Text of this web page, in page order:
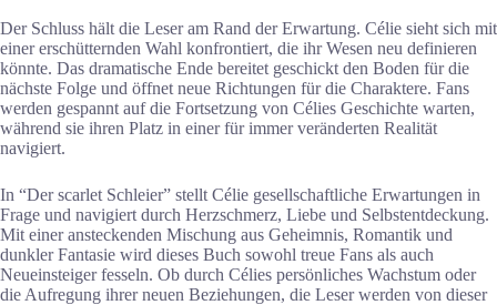
Der Schluss hält die Leser am Rand der Erwartung. Célie sieht sich mit
einer erschütternden Wahl konfrontiert, die ihr Wesen neu definieren
könnte. Das dramatische Ende bereitet geschickt den Boden für die
nächste Folge und öffnet neue Richtungen für die Charaktere. Fans
werden gespannt auf die Fortsetzung von Célies Geschichte warten,
während sie ihren Platz in einer für immer veränderten Realität
navigiert.
In “Der scarlet Schleier” stellt Célie gesellschaftliche Erwartungen in
Frage und navigiert durch Herzschmerz, Liebe und Selbstentdeckung.
Mit einer ansteckenden Mischung aus Geheimnis, Romantik und
dunkler Fantasie wird dieses Buch sowohl treue Fans als auch
Neueinsteiger fesseln. Ob durch Célies persönliches Wachstum oder
die Aufregung ihrer neuen Beziehungen, die Leser werden von dieser